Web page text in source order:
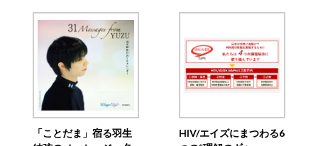
「ことだま」宿る羽生
HIV/エイズにまつわる6